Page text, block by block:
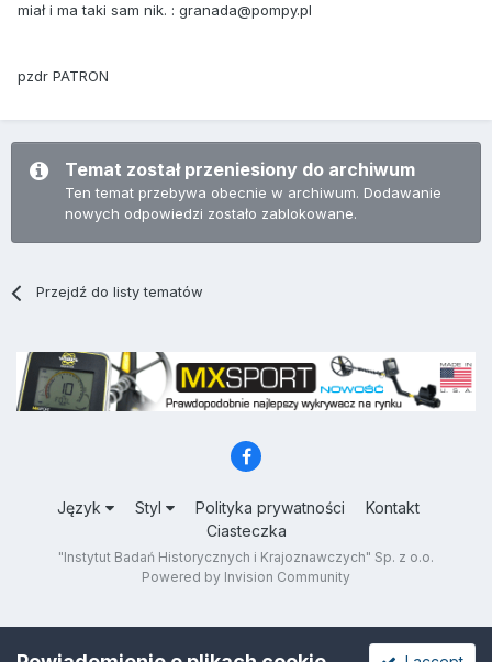
miał i ma taki sam nik. : granada@pompy.pl
pzdr PATRON
Temat został przeniesiony do archiwum
Ten temat przebywa obecnie w archiwum. Dodawanie
nowych odpowiedzi zostało zablokowane.
Przejdź do listy tematów
Język Styl Polityka prywatności
Kontakt
Ciasteczka
"Instytut Badań Historycznych i Krajoznawczych" Sp. z o.o.
Powered by Invision Community